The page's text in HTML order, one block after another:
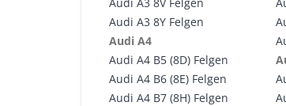
Audi A3 8Y Felgen
Audi A4
Audi A4 B5 (8D) Felgen
Audi A4 B6 (8E) Felgen
Audi A4 B7 (8H) Felgen